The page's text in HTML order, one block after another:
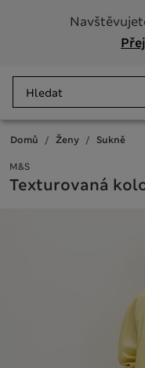
Domů Ženy Sukně
M&S
Texturovaná